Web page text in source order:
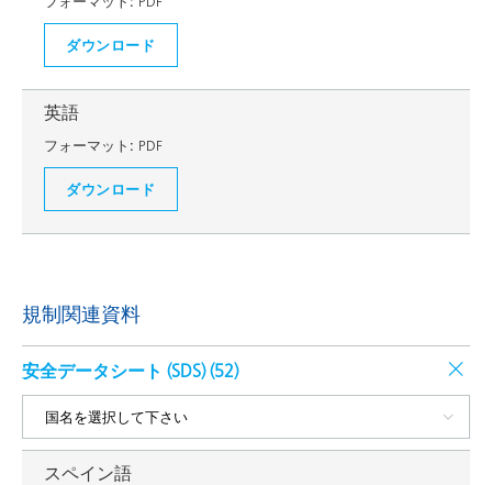
ダウンロード
英語
フォーマット: PDF
ダウンロード
規制関連資料
安全データシート (SDS) (52)
スペイン語